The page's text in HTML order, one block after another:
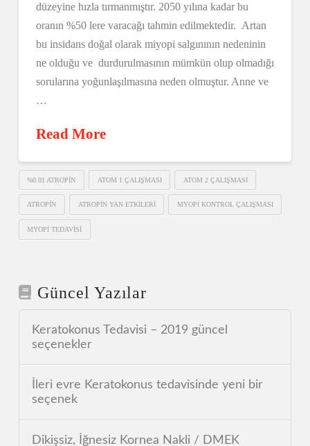
düzeyine hızla tırmanmıştır. 2050 yılına kadar bu
oranın %50 lere varacağı tahmin edilmektedir. Artan
bu insidans doğal olarak miyopi salgınının nedeninin
ne olduğu ve durdurulmasının mümkün olup olmadığı
sorularına yoğunlaşılmasına neden olmuştur. Anne ve
…
Read More
%0.01 ATROPIN ATOM 1 ÇALIŞMASI ATOM 2 ÇALIŞMASI
ATROPIN ATROPIN YAN ETKILERI MYOPI KONTROL ÇALIŞMASI
MYOPI TEDAVISI
Güncel Yazılar
Keratokonus Tedavisi – 2019 güncel
seçenekler
İleri evre Keratokonus tedavisinde yeni bir
seçenek
Dikişsiz, İğnesiz Kornea Nakli / DMEK